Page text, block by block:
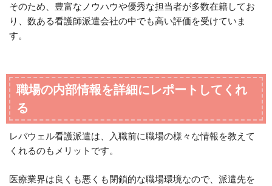
そのため、豊富なノウハウや優秀な担当者が多数在籍してお
り、数ある看護師派遣会社の中でも高い評価を受けていま
す。
職場の内部情報を詳細にレポートしてくれ
る
レバウェル看護派遣は、入職前に職場の様々な情報を教えて
くれるのもメリットです。
医療業界は良くも悪くも閉鎖的な職場環境なので、派遣先を